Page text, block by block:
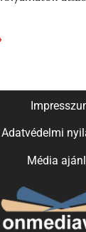
Adatvédelmi
Média